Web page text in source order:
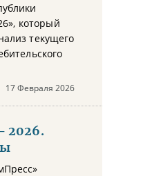
который
текущего
17 Февраля 2026
2026.